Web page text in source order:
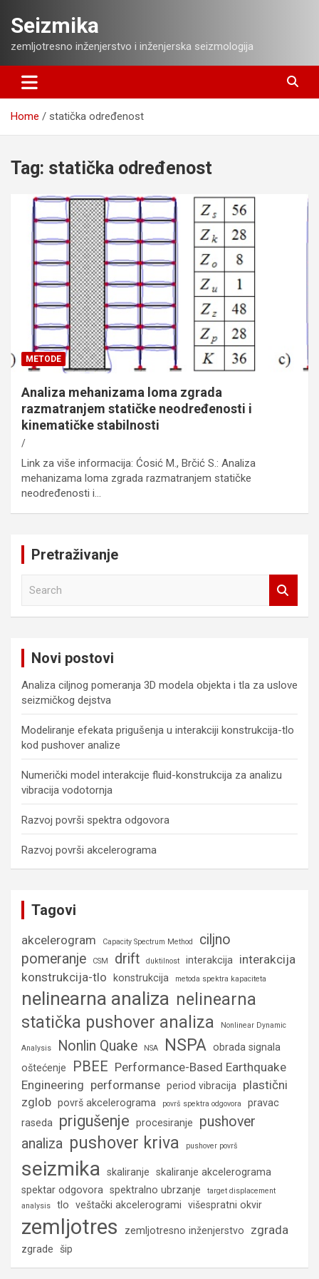
content
Seizmika
zemljotresno inženjerstvo i inženjerska seizmologija
Home statička određenost
Tag: statička određenost
METODE
Analiza mehanizama loma zgrada
razmatranjem statičke neodređenosti i
kinematičke stabilnosti
Link za više informacija: Ćosić M., Brčić S.: Analiza
mehanizama loma zgrada razmatranjem statičke
neodređenosti i…
Pretraživanje
Novi postovi
Analiza ciljnog pomeranja 3D modela objekta i tla za uslove
seizmičkog dejstva
Modeliranje efekata prigušenja u interakciji konstrukcija-tlo
kod pushover analize
Numerički model interakcije fluid-konstrukcija za analizu
vibracija vodotornja
Razvoj površi spektra odgovora
Razvoj površi akcelerograma
Tagovi
akcelerogram Capacity Spectrum Method
ciljno
pomeranje
CSM drift duktilnost interakcija
interakcija
konstrukcija-tlo
konstrukcija metoda spektra kapaciteta
nelinearna analiza nelinearna
statička pushover analiza
Nonlinear Dynamic
Analysis Nonlin Quake NSA NSPA obrada signala
oštećenje
PBEE Performance-Based Earthquake
Engineering performanse period vibracija
plastični
zglob površ akcelerograma površ spektra odgovora
pravac
raseda
prigušenje procesiranje
pushover
analiza pushover kriva pushover površ
seizmika skaliranje
skaliranje akcelerograma
spektar odgovora
spektralno ubrzanje
target displacement
analysis
tlo veštački akcelerogrami višespratni okvir
zemljotres zemljotresno inženjerstvo zgrada
zgrade šip